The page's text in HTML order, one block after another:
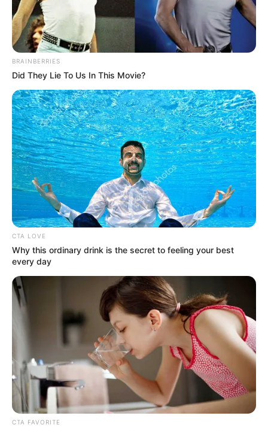
Ritkán fordul elő, hogy egy üzletember nyílt
megszólalása ekkora hullámot kavarjon a
közösségi médiában, de most pontosan ez történt.
A debreceni milliárdos vállalkozó,
Felföldi
József
lényegében földbe döngölte
Pétertelevíziós műsorvezetőt, miután az a Frizbi
egyik januári adásában panaszkodott a „luxizás”
BRAINBERRIES
Did They Lie To Us In This Movie?
CTA LOVE
Why this ordinary drink is the secret to feeling your best
every day
CTA FAVORITE